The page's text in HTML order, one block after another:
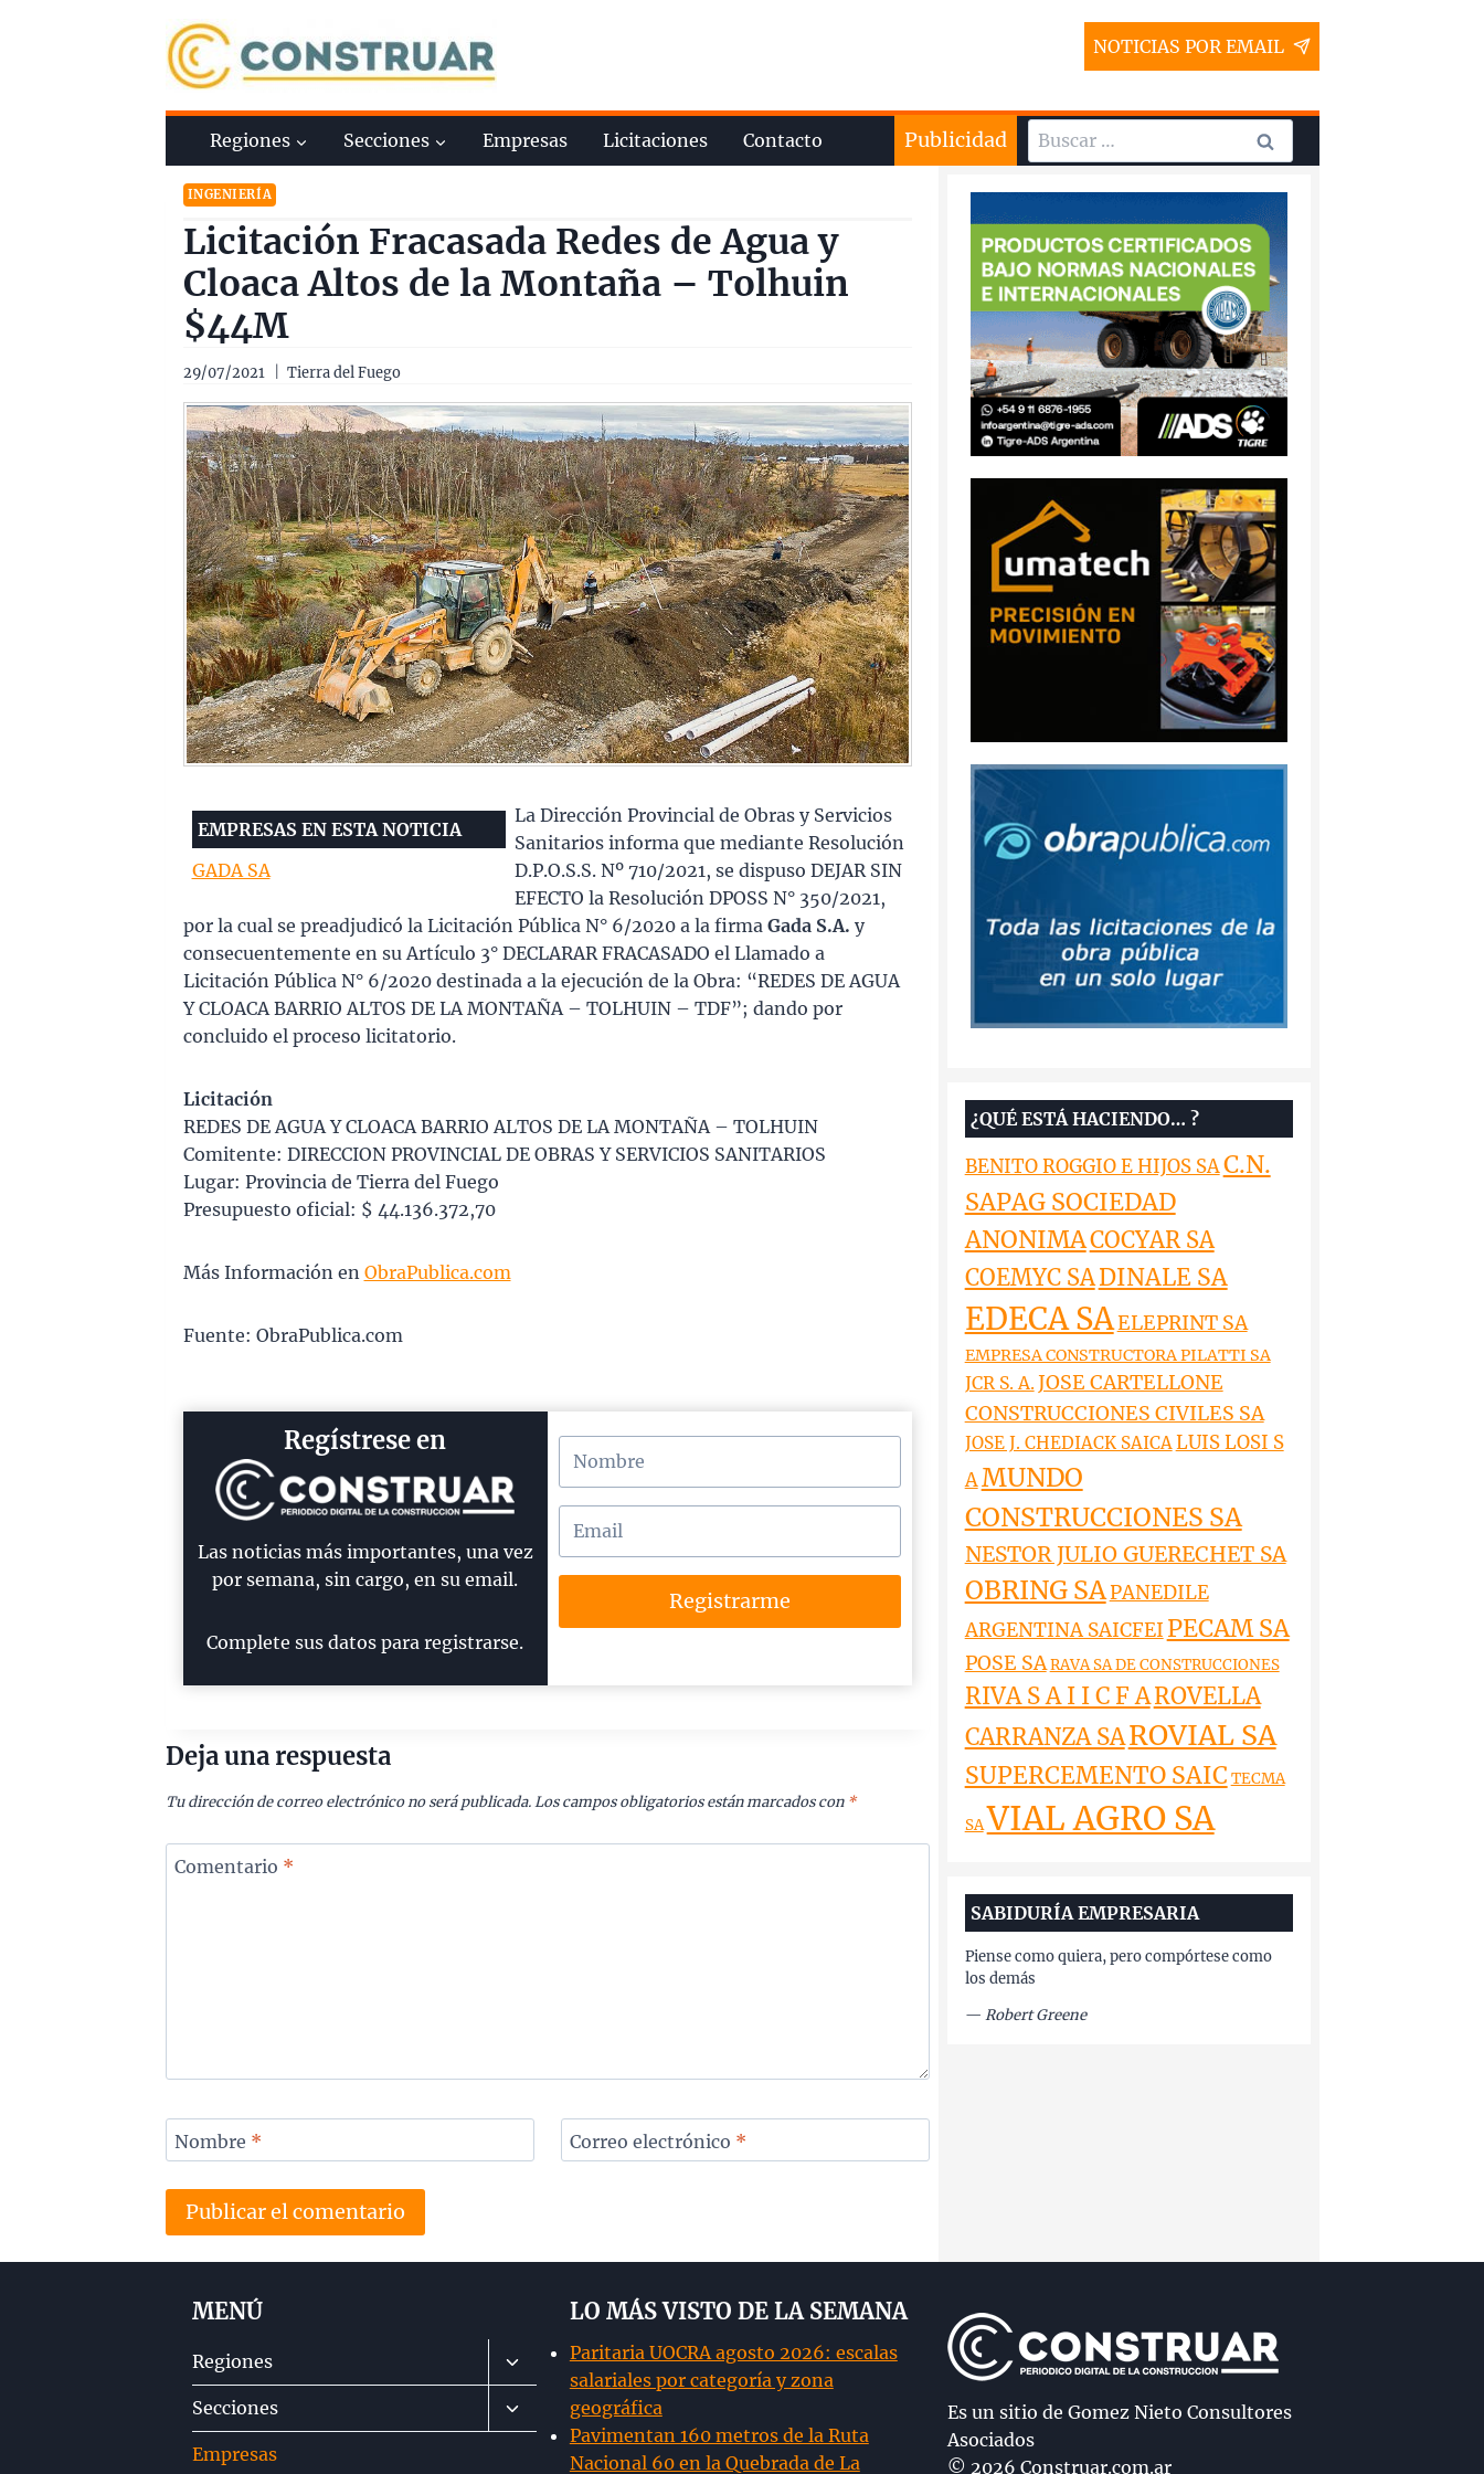
NOTICIAS POR EMAIL
Regiones Secciones Empresas Licitaciones Contacto Publicidad Buscar:
INGENIERÍA
Licitación Fracasada Redes de Agua y
Cloaca Altos de la Montaña – Tolhuin
$44M
29/07/2021 Tierra del Fuego
EMPRESAS EN ESTA NOTICIA
GADA SA
La Dirección Provincial de Obras y Servicios
Sanitarios informa que mediante Resolución
D.P.O.S.S. Nº 710/2021, se dispuso DEJAR SIN
EFECTO la Resolución DPOSS N° 350/2021,
por la cual se preadjudicó la Licitación Pública N° 6/2020 a la firmaGada S.A. y
consecuentemente en su Artículo 3° DECLARAR FRACASADO el Llamado a
Licitación Pública N° 6/2020 destinada a la ejecución de la Obra: “REDES DE AGUA
Y CLOACA BARRIO ALTOS DE LA MONTAÑA – TOLHUIN – TDF”; dando por
concluido el proceso licitatorio.
Licitación
REDES DE AGUA Y CLOACA BARRIO ALTOS DE LA MONTAÑA – TOLHUIN
Comitente: DIRECCION PROVINCIAL DE OBRAS Y SERVICIOS SANITARIOS
Lugar: Provincia de Tierra del Fuego
Presupuesto oficial: $ 44.136.372,70
Más Información en ObraPublica.com
Fuente: ObraPublica.com
Regístrese en
Las noticias más importantes, una vez
por semana, sin cargo, en su email.
Complete sus datos para registrarse.
Registrarme
Deja una respuesta
Tu dirección de correo electrónico no será publicada. Los campos obligatorios están marcados con *
Comentario *
Nombre * Correo electrónico *
¿QUÉ ESTÁ HACIENDO… ?
BENITO ROGGIO E HIJOS SAC.N.
SAPAG SOCIEDAD
ANONIMACOCYAR SA
COEMYC SADINALE SA
EDECA SAELEPRINT SA
EMPRESA CONSTRUCTORA PILATTI SA
JCR S. A.JOSE CARTELLONE
CONSTRUCCIONES CIVILES SA
JOSE J. CHEDIACK SAICALUIS LOSI S
AMUNDO
CONSTRUCCIONES SA
NESTOR JULIO GUERECHET SA
OBRING SAPANEDILE
ARGENTINA SAICFEI PECAM SA
POSE SARAVA SA DE CONSTRUCCIONES
RIVA S A I I C F AROVELLA
CARRANZA SAROVIAL SA
SUPERCEMENTO SAIC TECMA
SAVIAL AGRO SA
SABIDURÍA EMPRESARIA
Piense como quiera, pero compórtese como
los demás
— Robert Greene
MENÚ
Regiones
Alternar
menú
hijo
Secciones
Alternar
menú
Empresas
LO MÁS VISTO DE LA SEMANA
Paritaria UOCRA agosto 2026: escalas
salariales por categoría y zona
geográfica
Pavimentan 160 metros de la Ruta
Nacional 60 en la Quebrada de La
Es un sitio de Gomez Nieto Consultores
Asociados
© 2026 Construar.com.ar